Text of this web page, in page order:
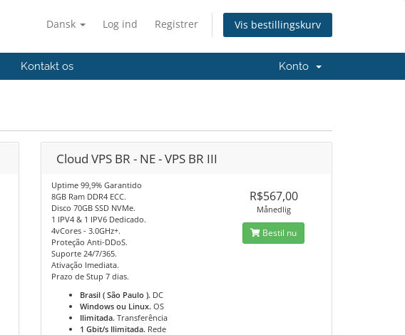
Dansk Log ind Registrer Vis bestillingskurv
Kontakt os Konto
Cloud VPS BR - NE - VPS BR III
Uptime 99,9% Garantido
8GB Ram DDR4 ECC.
Disco 70GB SSD NVMe.
1 IPV4 & 1 IPV6 Dedicado.
4vCores - 3.0GHz+.
Proteção Anti-DDoS.
Suporte 24/7/365.
Ativação Imediata.
Prazo de Stup 7 dias.
Brasil ( São Paulo ). DC
Windows ou Linux. OS
Ilimitada. Transferência
1 Gbit/s Ilimitada. Rede
R$567,00
Månedlig
Bestil nu